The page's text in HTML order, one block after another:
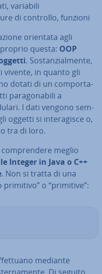
variabili
di controllo, funzioni
orientata agli
questa: OOP
. So­stan­zial­men­te,
in quanto gli
dotati di un com­por­ta­
pa­ra­go­na­bi­li a
I dati vengono sem­
oggetti si in­te­ra­gi­sce o,
tra di loro.
meglio
Integer in Java o C++
. Non si tratta di una
o “primitive”:
mediante